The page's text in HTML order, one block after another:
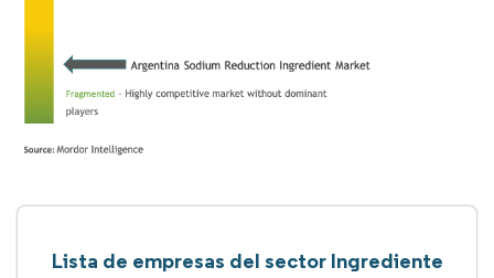
Lista de empresas del sector Ingrediente